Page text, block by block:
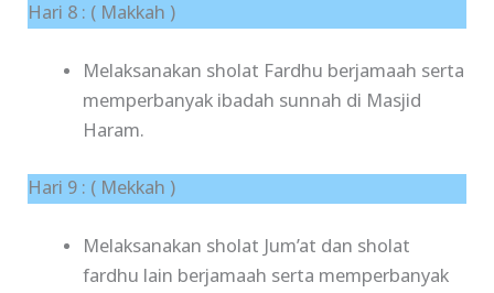
Hari 8 : ( Makkah )
Melaksanakan sholat Fardhu berjamaah serta
memperbanyak ibadah sunnah di Masjid
Haram.
Hari 9 : ( Mekkah )
Melaksanakan sholat Jum’at dan sholat
fardhu lain berjamaah serta memperbanyak